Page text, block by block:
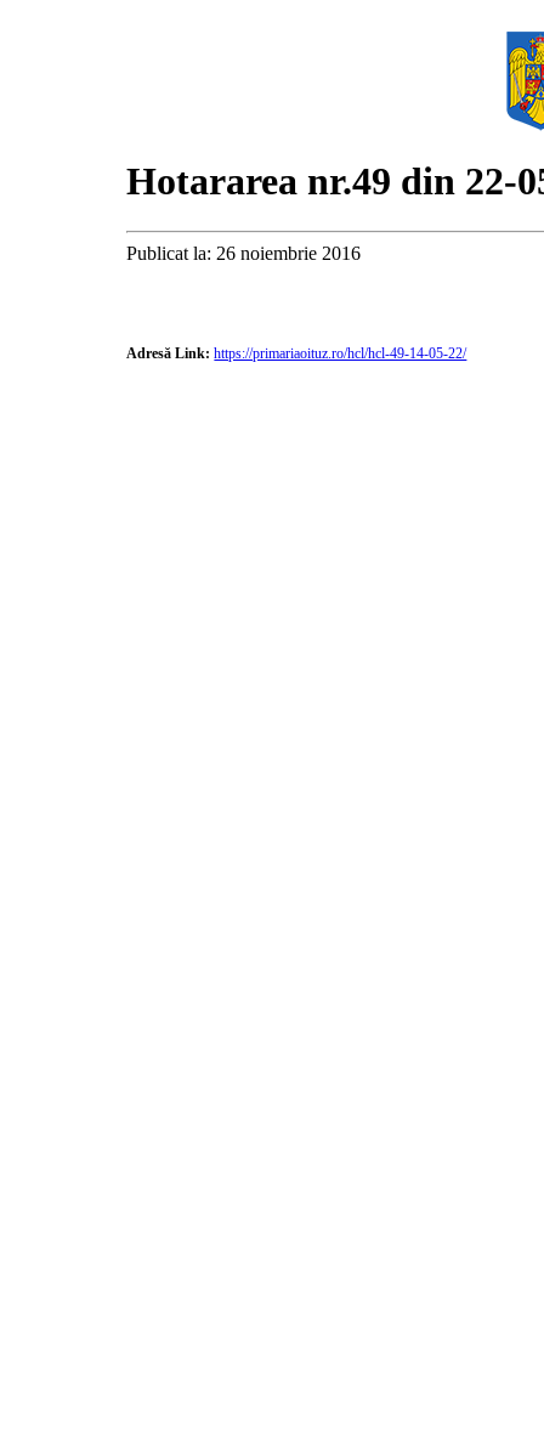
Hotararea nr.49 din 22-
Publicat la: 26 noiembrie 2016
Adresă Link: https://primariaoituz.ro/hcl/hcl-49-14-05-22/